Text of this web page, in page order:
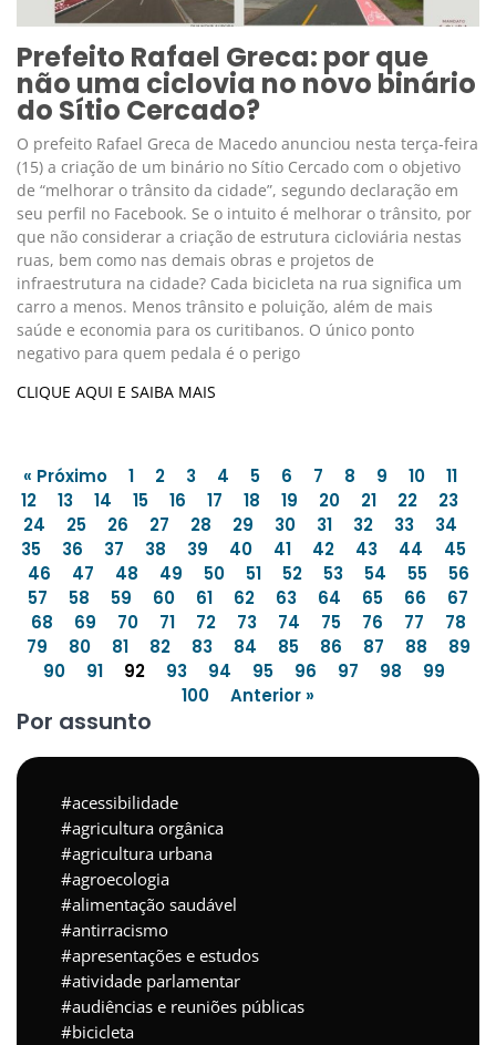
Prefeito Rafael Greca: por que
não uma ciclovia no novo binário
do Sítio Cercado?
O prefeito Rafael Greca de Macedo anunciou nesta terça-feira
(15) a criação de um binário no Sítio Cercado com o objetivo
de “melhorar o trânsito da cidade”, segundo declaração em
seu perfil no Facebook. Se o intuito é melhorar o trânsito, por
que não considerar a criação de estrutura cicloviária nestas
ruas, bem como nas demais obras e projetos de
infraestrutura na cidade? Cada bicicleta na rua significa um
carro a menos. Menos trânsito e poluição, além de mais
saúde e economia para os curitibanos. O único ponto
negativo para quem pedala é o perigo
CLIQUE AQUI E SAIBA MAIS
« Próximo 1 2 3 4 5 6 7 8 9 10
11
12
13 14 15 16 17 18 19 20 21 22
23
24
25 26 27 28 29 30 31 32 33
34
35
36 37 38 39 40 41 42 43 44
45
46
47 48 49 50 51 52 53 54 55
56
57
58 59 60 61 62 63 64 65 66
67
68
69 70 71 72 73 74 75 76 77
78
79
80 81 82 83 84 85 86 87 88
89
90
91 92 93 94 95 96 97 98
99
100
Anterior »
Por assunto
acessibilidade
agricultura orgânica
agricultura urbana
agroecologia
alimentação saudável
antirracismo
apresentações e estudos
atividade parlamentar
audiências e reuniões públicas
bicicleta